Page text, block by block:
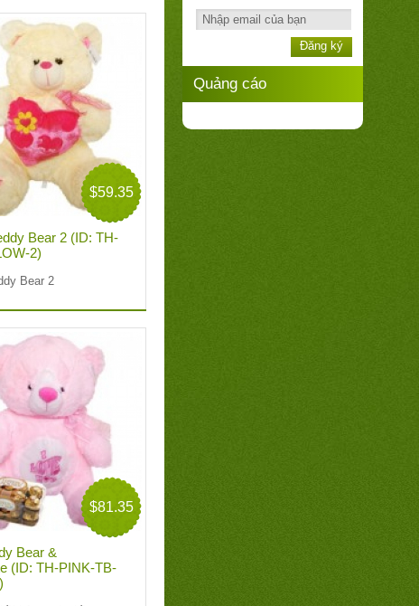
$59.35
Bear 2 (ID: TH-
2)
Bear 2
$81.35
Bear &
(ID: TH-PINK-TB-
Đăng ký
Quảng cáo